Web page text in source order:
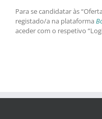
Para se candidatar às
registado/a na plataforma
aceder com o respetivo